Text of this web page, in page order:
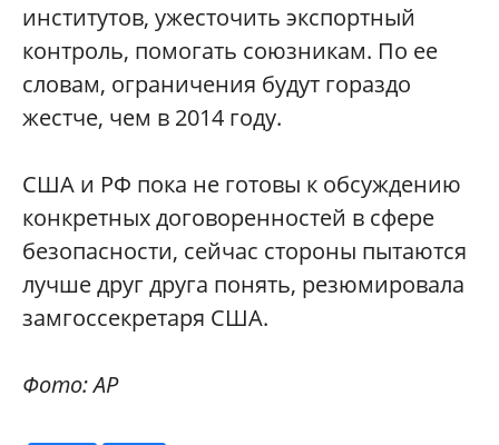
институтов, ужесточить экспортный
контроль, помогать союзникам. По ее
словам, ограничения будут гораздо
жестче, чем в 2014 году.
США и РФ пока не готовы к обсуждению
конкретных договоренностей в сфере
безопасности, сейчас стороны пытаются
лучше друг друга понять, резюмировала
замгоссекретаря США.
Фото: AP